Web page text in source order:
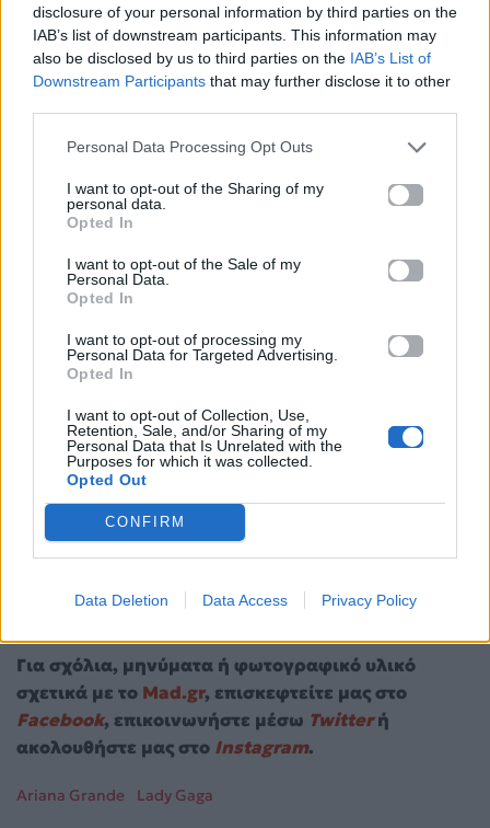
disclosure of your personal information by third parties on the
IAB’s list of downstream participants. This information may
also be disclosed by us to third parties on the IAB’s List of
Downstream Participants that may further disclose it to other
Personal Data Processing Opt Outs
I want to opt-out of the Sharing of my
personal data.
Opted In
I want to opt-out of the Sale of my
Personal Data.
Opted In
I want to opt-out of processing my
Personal Data for Targeted Advertising.
Opted In
I want to opt-out of Collection, Use,
Retention, Sale, and/or Sharing of my
Personal Data that Is Unrelated with the
Purposes for which it was collected.
Opted Out
CONFIRM
Data Deletion Data Access Privacy Policy
Για σχόλια, μηνύματα ή φωτογραφικό υλικό
σχετικά με το Mad.gr, επισκεφτείτε μας στο
Facebook, επικοινωνήστε μέσω Twitterή
ακολουθήστε μας στο Instagram.
Ariana Grande Lady Gaga